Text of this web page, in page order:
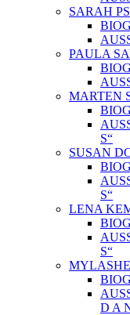
SARAH
PAULA
MARTEN
S“
SUSAN
S“
LENA
S“
D A